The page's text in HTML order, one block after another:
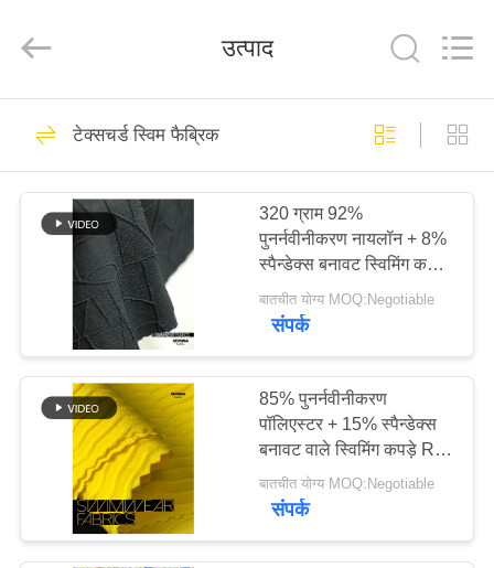
उत्पादों
हमारे
कारखाना
भ्रमण
TEXTILE.
पुनर्नवीनीकरण स्विमवियर
कपड़े
313
पुनर्नवीनीकरण नायलॉन
कपड़े
150
उत्पाद
टेक्सचर्ड स्विम फैब्रिक
320 ग्राम 92%
पुनर्नवीनीकरण नायलॉन + 8%
स्पैन्डेक्स बनावट स्विमिंग कपड़े
RN-2401
बातचीत योग्य MOQ:Negotiable
संपर्क
85% पुनर्नवीनीकरण
पॉलिएस्टर + 15% स्पैन्डेक्स
बनावट वाले स्विमिंग कपड़े RT-
4574
बातचीत योग्य MOQ:Negotiable
संपर्क